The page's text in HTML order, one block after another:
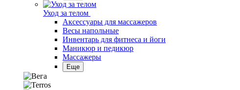
Уход за телом
Аксессуары для массажеров
Весы напольные
Инвентарь для фитнеса и йоги
Маникюр и педикюр
Массажеры
Еще